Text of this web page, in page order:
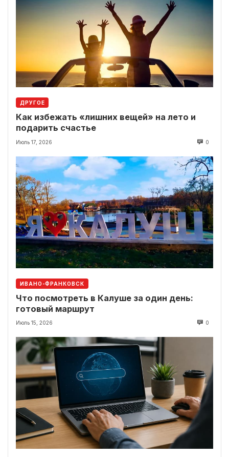
ДРУГОЕ
Как избежать «лишних вещей» на лето и
подарить счастье
Июль 17, 2026 0
ИВАНО-ФРАНКОВСК
Что посмотреть в Калуше за один день:
готовый маршрут
Июль 15, 2026 0